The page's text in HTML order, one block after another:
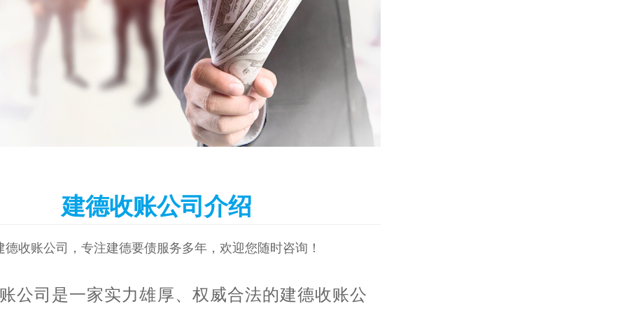
建德收账公司介绍
德收账公司，专注建德要债服务多年，欢迎您随时咨询！
公司是一家实力雄厚、权威合法的建德收账公